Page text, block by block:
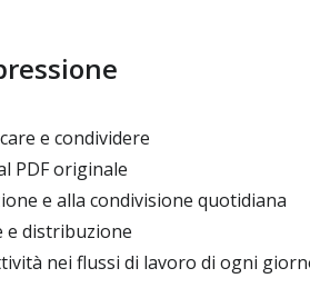
e condividere
PDF originale
e alla condivisione quotidiana
e distribuzione
nei flussi di lavoro di ogni